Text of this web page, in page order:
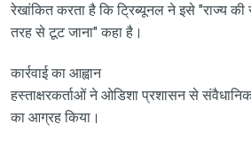
रेखांकित करता है कि ट्रिब्यूनल ने इसे "राज्य की
तरह से टूट जाना" कहा है।
कार्रवाई का आह्वान
हस्ताक्षरकर्ताओं ने ओडिशा प्रशासन से
का आग्रह किया।